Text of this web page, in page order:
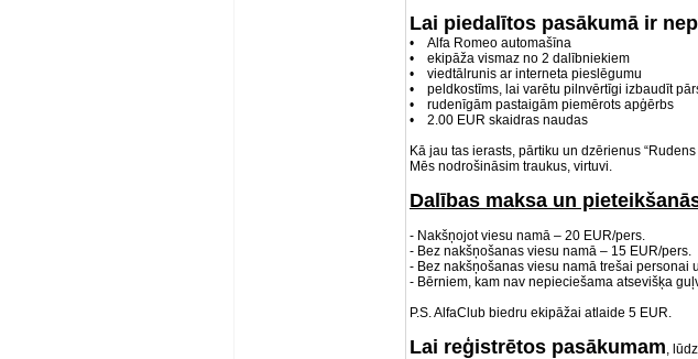
Lai piedalītos pasākumā ir
• Alfa Romeo automašīna
• ekipāža vismaz no 2 dalībniekiem
• viedtālrunis ar interneta pieslēgumu
• peldkostīms, lai varētu pilnvērtīgi izbaudīt
• rudenīgām pastaigām piemērots apģērbs
• 2.00 EUR skaidras naudas
Kā jau tas ierasts, pārtiku un dzērienus
Mēs nodrošināsim traukus, virtuvi.
Dalības maksa un
- Nakšņojot viesu namā – 20 EUR/pers.
- Bez nakšņošanas viesu namā – 15 EUR/pers.
- Bez nakšņošanas viesu namā trešai personai
- Bērniem, kam nav nepieciešama atsevišķa
P.S. AlfaClub biedru ekipāžai atlaide 5 EUR.
Lai reģistrētos pasākumam,